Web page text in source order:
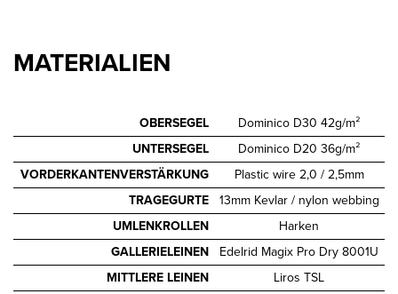
MATERIALIEN
OBERSEGEL
Dominico D30 42g/m²
UNTERSEGEL
Dominico D20 36g/m²
VORDERKANTENVERSTÄRKUNG
Plastic wire 2,0 / 2,5mm
TRAGEGURTE
13mm Kevlar / nylon webbing
UMLENKROLLEN
Harken
GALLERIELEINEN
Edelrid Magix Pro Dry 8001U
MITTLERE LEINEN
Liros TSL